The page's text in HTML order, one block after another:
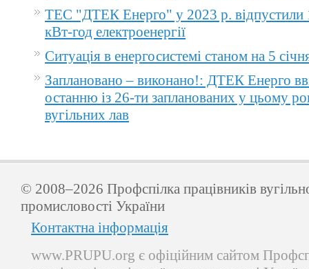
ТЕС "ДТЕК Енерго" у 2023 р. відпустили
кВт-год електроенергії
Ситуація в енергосистемі станом на 5
Заплановано – виконано!: ДТЕК Енерго
останню із 26-ти запланованих у цьому
вугільних лав
© 2008–2026 Профспілка працівників
промисловості України
Контактна інформація
www.PRUPU.org є офіційним сайтом